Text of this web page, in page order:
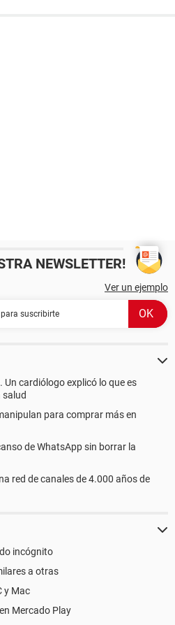
NEWSLETTER!
Ver un ejemplo
Un cardiólogo explicó lo que es
salud
para comprar más en
de WhatsApp sin borrar la
red de canales de 4.000 años de
incógnito
a otras
y Mac
Mercado Play